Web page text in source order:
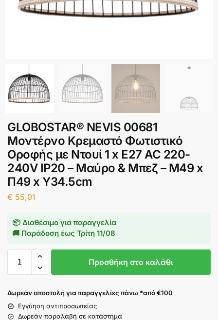
GLOBOSTAR® NEVIS 00681
Μοντέρνο Κρεμαστό Φωτιστικό
Οροφής με Ντουί 1 x E27 AC 220-
240V IP20 – Μαύρο & Μπεζ – Μ49 x
Π49 x Υ34.5cm
€ 55,01
📦 Διαθέσιμο για παραγγελία
🚚 Παράδοση έως Τρίτη 11/08
Προσθήκη στο καλάθι
Δωρεάν αποστολή για παραγγελίες πάνω *από €100
Εγγύηση αντιπροσωπείας
Δωρεάν παραλαβή σε κατάστημα